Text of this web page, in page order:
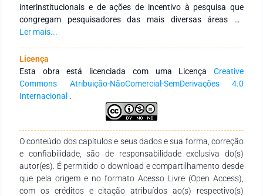
interinstitucionais e de ações de incentivo à pesquisa que
congregam pesquisadores das mais diversas áreas do
conhecimento e de diferentes Instituições de Educação
internacional. Tem como objetivo integrar ações
interinstitucionais nacionais e internacionais com redes de
pesquisa que tenham a finalidade de fomentar a formação
continuada dos profissionais da educação, por meio da
produção e socialização de conhecimentos das diversas
áreas do Saberes. Agradecemos aos autores pelo empenho,
disponibilidade e dedicação para o desenvolvimento e
conclusão dessa obra. Esperamos também que esta obra
sirva de instrumento didático-pedagógico para estudantes,
professores dos diversos níveis de ensino em seus trabalhos e
demais interessados pela temática. Os organizadores
Ler mais...
Licença
Esta obra está licenciada com uma Licença Creative
Commons Atribuição-NãoComercial-SemDerivações 4.0
Internacional .
O conteúdo dos capítulos e seus dados e sua forma, correção
e confiabilidade, são de responsabilidade exclusiva do(s)
autor(es). É permitido o download e compartilhamento desde
que pela origem e no formato Acesso Livre (Open Access),
com os créditos e citação atribuídos ao(s) respectivo(s)